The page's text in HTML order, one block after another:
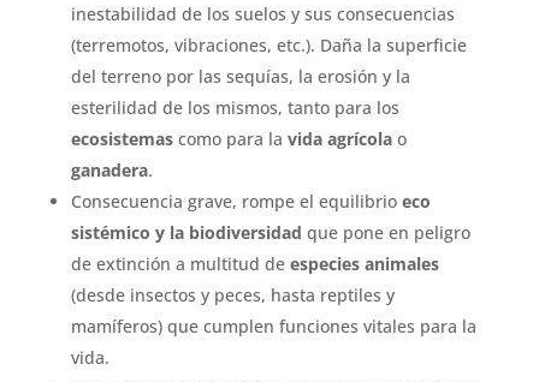
inestabilidad de los suelos y sus consecuencias
(terremotos, vibraciones, etc.). Daña la superficie
del terreno por las sequías, la erosión y la
esterilidad de los mismos, tanto para los
ecosistemascomo para la vida agrícolao
ganadera.
Consecuencia grave, rompe el equilibrioeco
sistémico y la biodiversidad que pone en peligro
de extinción a multitud de especies animales
(desde insectos y peces, hasta reptiles y
mamíferos) que cumplen funciones vitales para la
vida.